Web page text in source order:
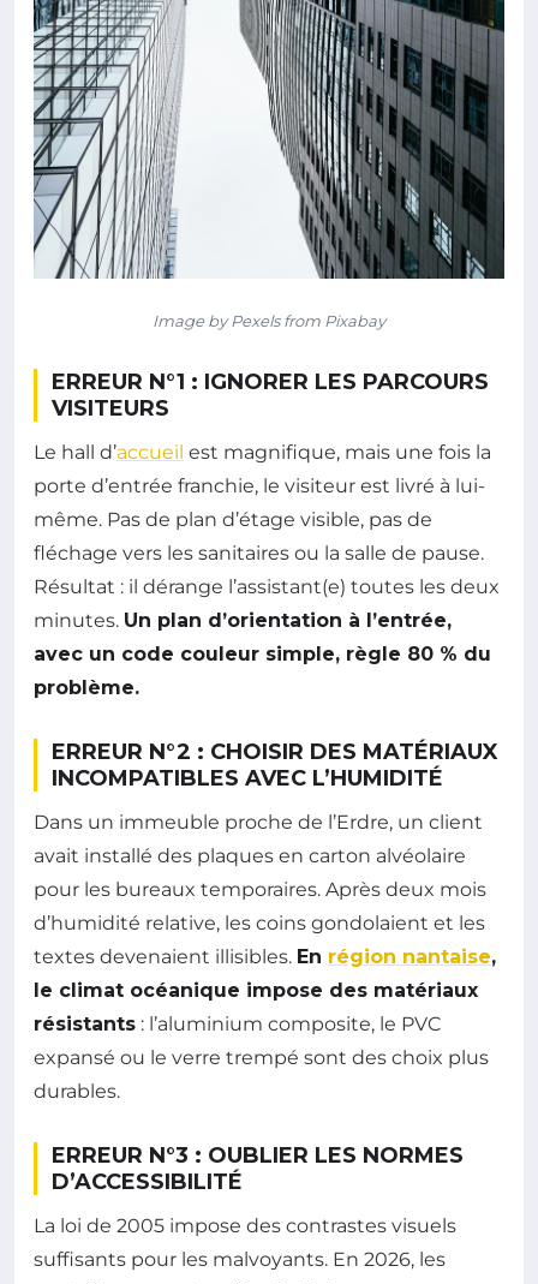
Image by Pexels from Pixabay
ERREUR N°1 : IGNORER LES PARCOURS
VISITEURS
Le hall d’accueil est magnifique, mais une fois la
porte d’entrée franchie, le visiteur est livré à lui-
même. Pas de plan d’étage visible, pas de
fléchage vers les sanitaires ou la salle de pause.
Résultat : il dérange l’assistant(e) toutes les deux
minutes. Un plan d’orientation à l’entrée,
avec un code couleur simple, règle 80 % du
problème.
ERREUR N°2 : CHOISIR DES MATÉRIAUX
INCOMPATIBLES AVEC L’HUMIDITÉ
Dans un immeuble proche de l’Erdre, un client
avait installé des plaques en carton alvéolaire
pour les bureaux temporaires. Après deux mois
d’humidité relative, les coins gondolaient et les
textes devenaient illisibles. En région nantaise,
le climat océanique impose des matériaux
résistants : l’aluminium composite, le PVC
expansé ou le verre trempé sont des choix plus
durables.
ERREUR N°3 : OUBLIER LES NORMES
D’ACCESSIBILITÉ
La loi de 2005 impose des contrastes visuels
suffisants pour les malvoyants. En 2026, les